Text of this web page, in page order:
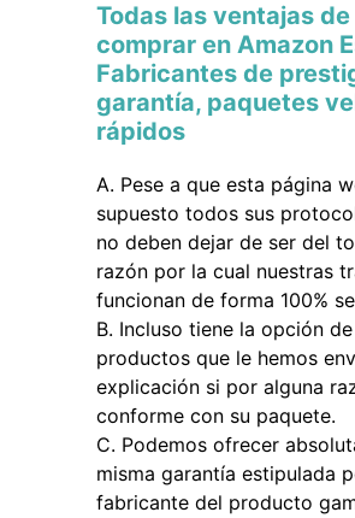
Todas las ventajas de
comprar en Amazon
Fabricantes de
garantía, paquetes
rápidos
Pese a que esta página
supuesto todos sus
no deben dejar de ser del
razón por la cual nuestras
funcionan de forma 100%
Incluso tiene la opción
productos que le hemos
explicación si por alguna
conforme con su paquete.
Podemos ofrecer
misma garantía estipulada
fabricante del producto